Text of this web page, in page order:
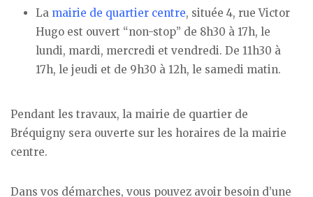
La mairie de quartier centre, située 4, rue Victor
Hugo est ouvert “non-stop” de 8h30 à 17h, le
lundi, mardi, mercredi et vendredi. De 11h30 à
17h, le jeudi et de 9h30 à 12h, le samedi matin.
Pendant les travaux, la mairie de quartier de
Bréquigny sera ouverte sur les horaires de la mairie
centre.
Dans vos démarches, vous pouvez avoir besoin d’une